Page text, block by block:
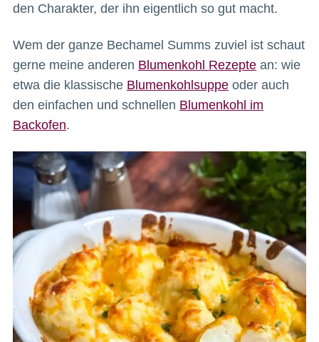
den Charakter, der ihn eigentlich so gut macht.
Wem der ganze Bechamel Summs zuviel ist schaut
gerne meine anderen Blumenkohl Rezeptean: wie
etwa die klassische Blumenkohlsuppeoder auch
den einfachen und schnellen Blumenkohl im
Backofen.